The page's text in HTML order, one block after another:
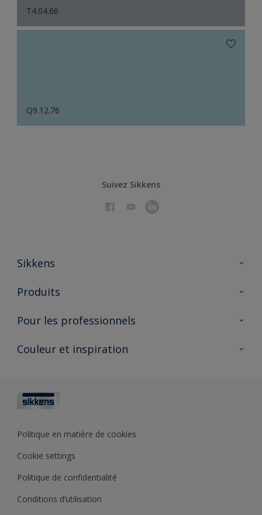
T4.04.66
Q9.12.76
Suivez Sikkens
Sikkens
À propos de Sikkens
Durabilité
Produits
Produits pour l’intérieur
Trouver un point de vente
Pour les professionnels
Partenaires Sikkens 🔗
Architectes
Couleur et inspiration
Testeurs de couleur
Collections de couleurs
Base de connaissances
Politique en matière de cookies
Cookie settings
Politique de confidentialité
Conditions d’utilisation